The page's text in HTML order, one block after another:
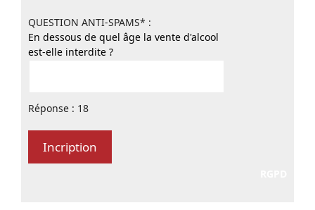
QUESTION ANTI-SPAMS* :
En dessous de quel âge la vente d'alcool
est-elle interdite ?
Réponse : 18